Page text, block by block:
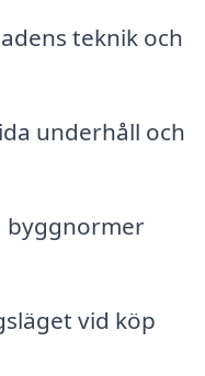
teknik och
underhåll och
byggnormer
vid köp